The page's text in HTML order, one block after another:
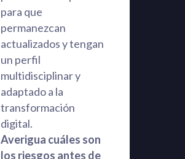
para que
permanezcan
actualizados y tengan
un perfil
multidisciplinar y
adaptado a la
transformación
digital.
Averigua cuáles son
los riesgos antes de